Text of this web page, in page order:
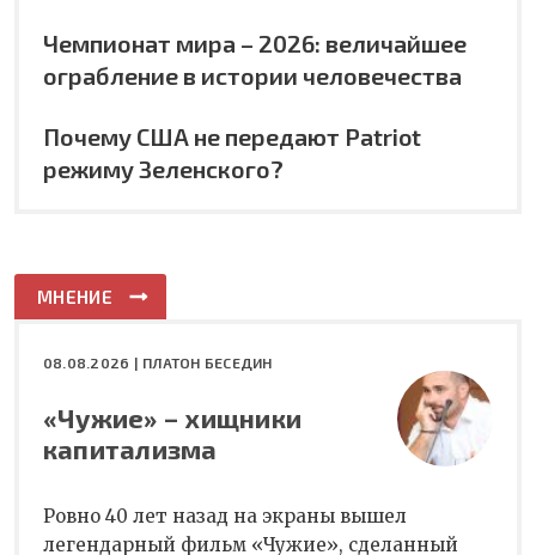
Чемпионат мира – 2026: величайшее
ограбление в истории человечества
Почему США не передают Patriot
режиму Зеленского?
МНЕНИЕ
08.08.2026 | ПЛАТОН БЕСЕДИН
«Чужие» – хищники
капитализма
Ровно 40 лет назад на экраны вышел
легендарный фильм «Чужие», сделанный